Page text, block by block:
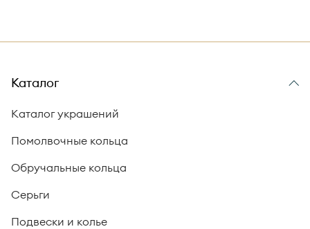
Каталог
Каталог украшений
Помолвочные кольца
Обручальные кольца
Серьги
Подвески и колье